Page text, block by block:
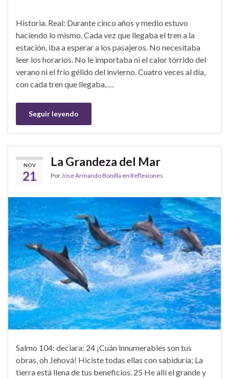
Historia. Real: Durante cinco años y medio estuvo
haciendo lo mismo. Cada vez que llegaba el tren a la
estación, iba a esperar a los pasajeros. No necesitaba
leer los horarios. No le importaba ni el calor tórrido del
verano ni el frío gélido del invierno. Cuatro veces al día,
con cada tren que llegaba, …
Seguir leyendo
NOV
21
La Grandeza del Mar
Por Jose Armando Bonilla en Reflexiones
Salmo 104: declara: 24 ¡Cuán innumerables son tus
obras, oh Jehová! Hiciste todas ellas con sabiduría; La
tierra está llena de tus beneficios. 25 He allí el grande y